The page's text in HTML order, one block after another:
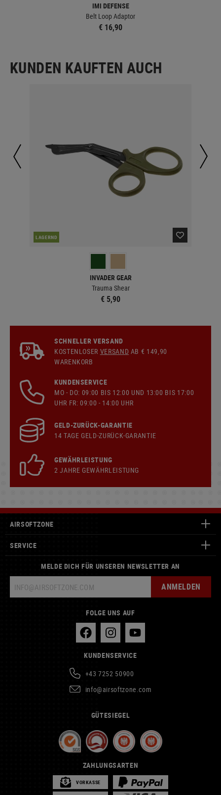
IMI DEFENSE
Belt Loop Adaptor
€ 16,90
KUNDEN KAUFTEN AUCH
LAGERND
INVADER GEAR
Trauma Shear
€ 5,90
SCHNELLER VERSAND
KOSTENLOSER VERSAND AB € 149,90
WARENKORB
KUNDENSERVICE
MO - DO: 09:00 BIS 12:00 UND 13:00 BIS 17:00
UHR FR: 09:00 - 14:00 UHR
GELD-ZURÜCK-GARANTIE
14 TAGE GELD-ZURÜCK-GARANTIE
GEWÄHRLEISTUNG
2 JAHRE GEWÄHRLEISTUNG
AIRSOFTZONE
SERVICE
MELDE DICH FÜR UNSEREN NEWSLETTER AN
ANMELDEN
FOLGE UNS AUF
KUNDENSERVICE
+43 7252 50900
info@airsoftzone.com
GÜTESIEGEL
ZAHLUNGSARTEN
VORKASSE